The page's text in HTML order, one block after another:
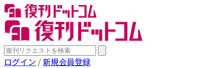
ログイン /新規会員登録